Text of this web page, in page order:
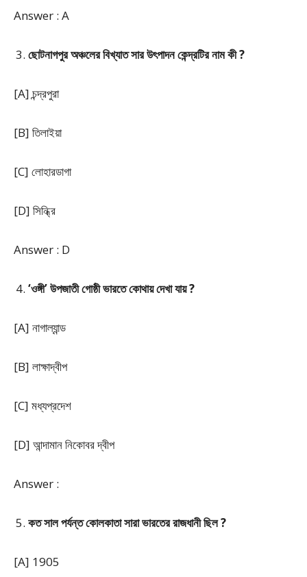
Answer : A
ছোটনাগপুর অঞ্চলের বিখ্যাত সার উৎপাদন কেন্দ্রটির নাম কী ?
[A] চন্দ্রপুরা
[B] তিলাইয়া
[C] লোহারডাগা
[D] সিন্ধ্রি
Answer : D
‘ওঙ্গী’ উপজাতী গোষ্ঠী ভারতে কোথায় দেখা যায় ?
[A] নাগাল্যান্ড
[B] লাক্ষাদ্বীপ
[C] মধ্যপ্রদেশ
[D] আন্দামান নিকোবর দ্বীপ
Answer :
কত সাল পর্যন্ত কোলকাতা সারা ভারতের রাজধানী ছিল ?
[A] 1905